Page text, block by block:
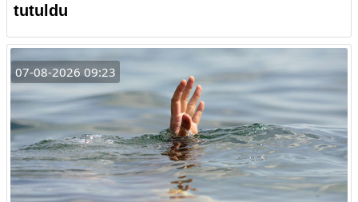
tutuldu
07-08-2026 09:23